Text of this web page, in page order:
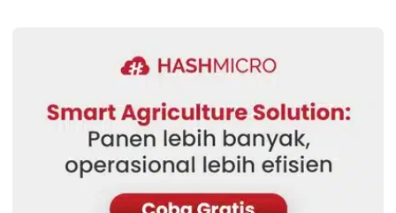
Hendra Gunawan
ERP Software